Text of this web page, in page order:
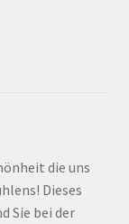
die uns
Dieses
Sie bei der